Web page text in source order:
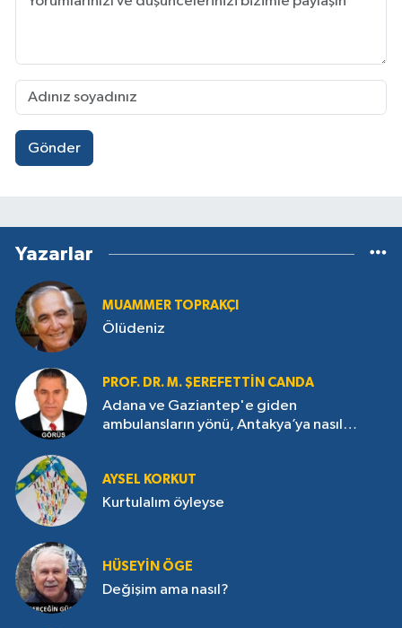
Gönder
Yazarlar
MUAMMER TOPRAKÇI
Ölüdeniz
PROF. DR. M. ŞEREFETTIN CANDA
Adana ve Gaziantep'e giden
ambulansların yönü, Antakya’ya nasıl
AYSEL KORKUT
Kurtulalım öyleyse
HÜSEYIN ÖGE
Değişim ama nasıl?